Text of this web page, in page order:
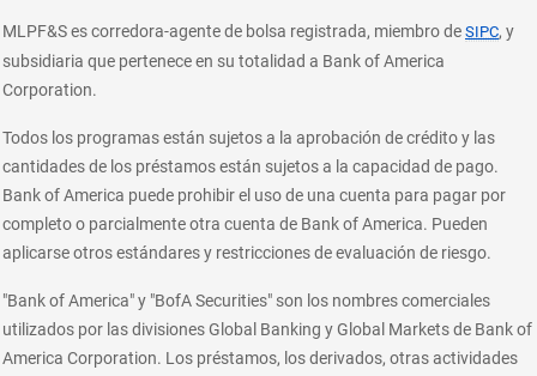
MLPF&S es corredora-agente de bolsa registrada, miembro deSIPClayer
, y
subsidiaria que pertenece en su totalidad a Bank of America
Corporation.
Todos los programas están sujetos a la aprobación de crédito y las
cantidades de los préstamos están sujetos a la capacidad de pago.
Bank of America puede prohibir el uso de una cuenta para pagar por
completo o parcialmente otra cuenta de Bank of America. Pueden
aplicarse otros estándares y restricciones de evaluación de riesgo.
"Bank of America" y "BofA Securities" son los nombres comerciales
utilizados por las divisiones Global Banking y Global Markets de Bank of
America Corporation. Los préstamos, los derivados, otras actividades